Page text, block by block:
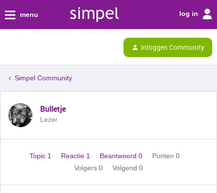
menu log in
Inloggen Community
Simpel Community
Bulletje
Lezer
Topic 1 Reactie 1 Beantwoord 0
Punten 0
Volgers 0 Volgend 0